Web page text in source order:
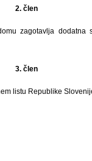
2. člen
zagotavlja
3. člen
listu Republike